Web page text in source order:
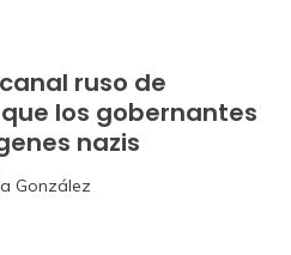
ruso de
los gobernantes
nazis
González